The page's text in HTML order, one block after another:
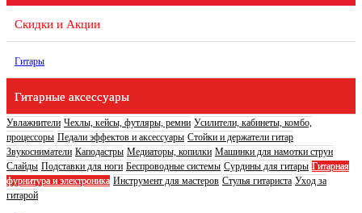
Скидки и Акции
Гитары
Гитарные аксессуары
Увлажнители Чехлы, кейсы, футляры, ремни Усилители, кабинеты, комбо,
процессоры Педали эффектов и аксессуары Стойки и держатели гитар
Звукосниматели Каподастры Медиаторы, копилки Машинки для намотки струн
Слайды Подставки для ноги Беспроводные системы Сурдины для гитары Гитарная
фурнитура и электроника Инструмент для мастеров Стулья гитариста Уход за
гитарой